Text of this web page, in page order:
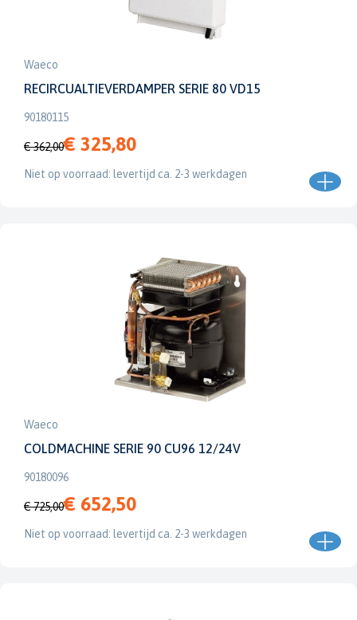
Waeco
RECIRCUALTIEVERDAMPER SERIE 80 VD15
90180115
€ 362,00€ 325,80
Niet op voorraad: levertijd ca. 2-3 werkdagen
Waeco
COLDMACHINE SERIE 90 CU96 12/24V
90180096
€ 725,00€ 652,50
Niet op voorraad: levertijd ca. 2-3 werkdagen